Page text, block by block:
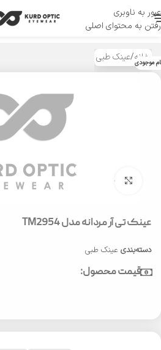
عبور به ناوبری
رفتن به محتوای اصلی
منو
خانه/عینک طبی موجودی
بزرگنمایی تصویر
عینک تی آر مردانه مدل TM2954
دسته‌بندی عینک طبی
قیمت محصول: